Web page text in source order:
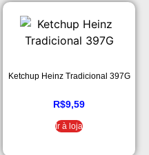
Ketchup Heinz Tradicional 397G
R$9,59
Ir à loja